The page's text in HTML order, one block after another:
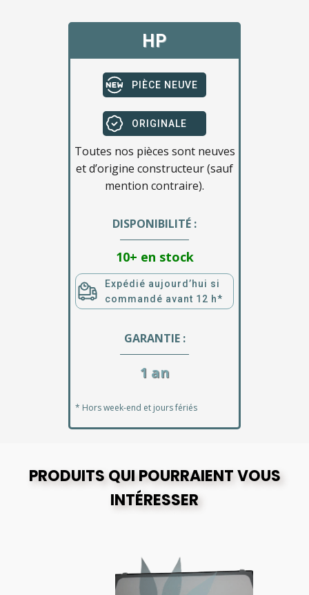
HP
PIÈCE NEUVE
ORIGINALE
Toutes nos pièces sont neuves
et d’origine constructeur (sauf
mention contraire).
DISPONIBILITÉ :
10+ en stock
Expédié aujourd’hui si
commandé avant 12 h*
GARANTIE :
1 an
* Hors week-end et jours fériés
PRODUITS QUI POURRAIENT VOUS
INTÉRESSER